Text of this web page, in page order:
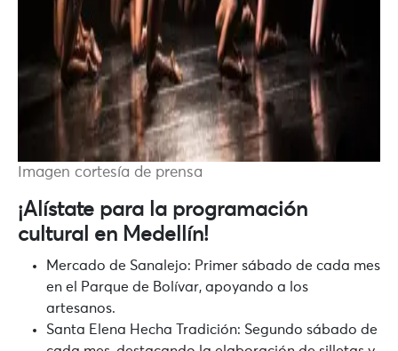
Imagen cortesía de prensa
¡Alístate para la programación
cultural en Medellín!
Mercado de Sanalejo: Primer sábado de cada mes
en el Parque de Bolívar, apoyando a los
artesanos.
Santa Elena Hecha Tradición: Segundo sábado de